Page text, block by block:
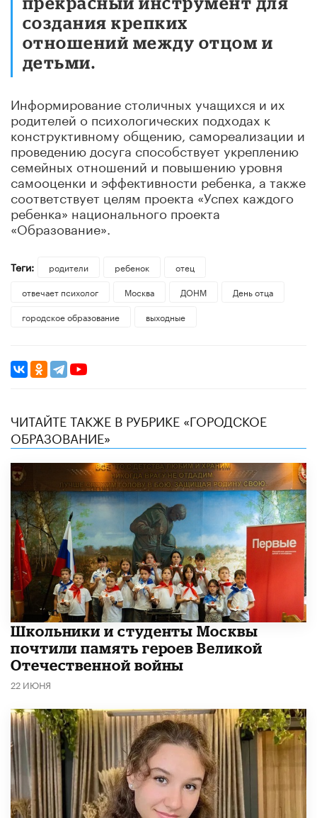
создания крепких
отношений между отцом и
детьми.
Информирование столичных учащихся и их
родителей о психологических подходах к
конструктивному общению, самореализации и
проведению досуга способствует укреплению
семейных отношений и повышению уровня
самооценки и эффективности ребенка, а также
соответствует целям проекта «Успех каждого
ребенка» национального проекта
«Образование».
Теги: родители ребенок
отец
отвечает психолог
Москва ДОНМ
День отца
городское образование
выходные
ЧИТАЙТЕ ТАКЖЕ В РУБРИКЕ «ГОРОДСКОЕ
ОБРАЗОВАНИЕ»
Школьники и студенты Москвы
почтили память героев Великой
Отечественной войны
22 ИЮНЯ